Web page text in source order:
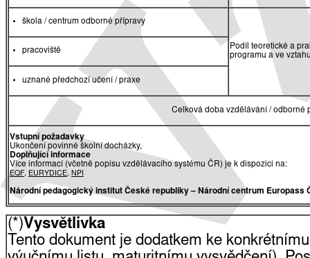
škola / centrum odborné přípravy
Podíl teoretické a
programu a ve
pracoviště
uznané předchozí učení / praxe
Celková doba vzdělávání /
Vstupní požadavky
Ukončení povinné školní docházky,
Doplňující informace
Více informací (včetně popisu vzdělávacího systému ČR) je k dispozici na:
EQF, EURYDICE, NPI
Národní pedagogický institut České republiky– Národní centrum Europass
(*)Vysvětlivka
Tento dokument je dodatkem ke